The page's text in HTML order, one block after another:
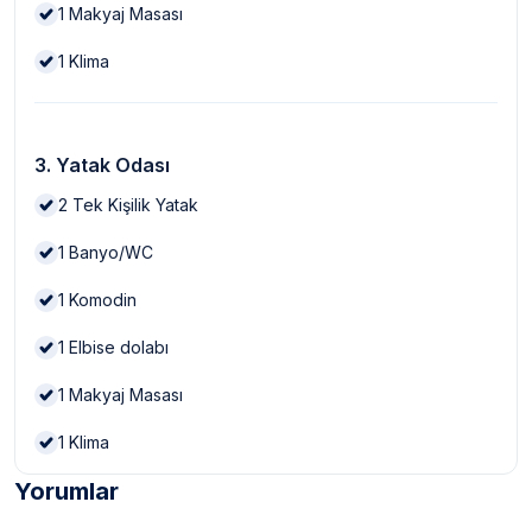
1 Makyaj Masası
1 Klima
3. Yatak Odası
2 Tek Kişilik Yatak
1 Banyo/WC
1 Komodin
1 Elbise dolabı
1 Makyaj Masası
1 Klima
Yorumlar